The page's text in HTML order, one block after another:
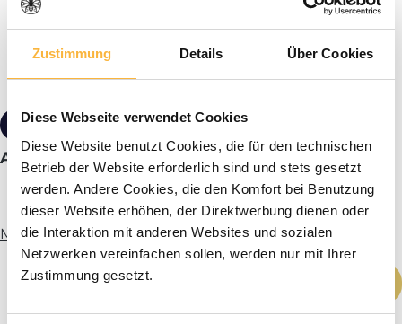
Zustimmung Details Über Cookies
Diese Webseite verwendet Cookies
Diese Website benutzt Cookies, die für den technischen
Betrieb der Website erforderlich sind und stets gesetzt
werden. Andere Cookies, die den Komfort bei Benutzung
dieser Website erhöhen, der Direktwerbung dienen oder
die Interaktion mit anderen Websites und sozialen
Netzwerken vereinfachen sollen, werden nur mit Ihrer
Zustimmung gesetzt.
€16.90*
Acid gloves ladies size 8
More info
Product Quantity: Enter the desired